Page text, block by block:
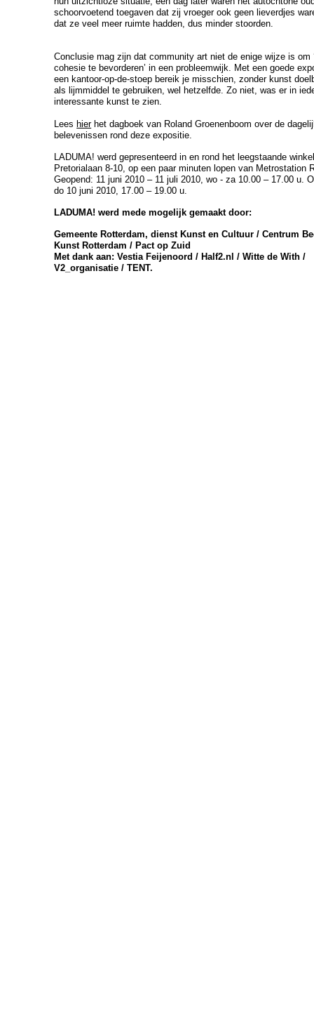
schoorvoetend toegaven dat zij vroeger ook geen lieverdjes
dat ze veel meer ruimte hadden, dus minder stoorden.
Conclusie mag zijn dat community art niet de enige wijze is om
cohesie te bevorderen’ in een probleemwijk. Met een goede
een kantoor-op-de-stoep bereik je misschien, zonder kunst
als lijmmiddel te gebruiken, wel hetzelfde. Zo niet, was er in
interessante kunst te zien.
Lees hierhet dagboek van Roland Groenenboom over de
belevenissen rond deze expositie.
LADUMA! werd gepresenteerd in en rond het leegstaande
Pretorialaan 8-10, op een paar minuten lopen van Metrostation
Geopend: 11 juni 2010 – 11 juli 2010,wo - za 10.00 – 17.00 u.
do 10 juni 2010, 17.00 – 19.00 u.
LADUMA! werd mede mogelijk gemaakt door:
Gemeente Rotterdam, dienst Kunst en Cultuur / Centrum
Kunst Rotterdam / Pact op Zuid
Met dank aan: Vestia Feijenoord / Half2.nl / Witte de With /
V2_organisatie / TENT.